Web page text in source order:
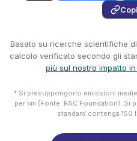
Basato su ricerche scientifiche di
calcolo verificato secondo gli
più sul nostro impatto
* Si presuppongono emissioni
per km (Fonte: RAC Foundation). Si
standard contenga 150